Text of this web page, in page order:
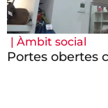
| Àmbit social
Portes obertes